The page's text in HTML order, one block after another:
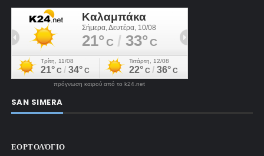
πρόγνωση καιρού από το k24.net
SAN SIMERA
ΕΟΡΤΟΛΌΓΙΟ